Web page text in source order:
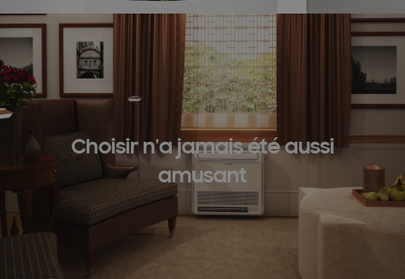
Choisir n'a jamais été aussi
amusant